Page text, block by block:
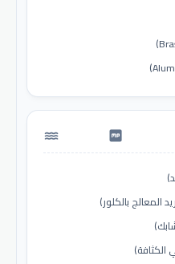
water_pump